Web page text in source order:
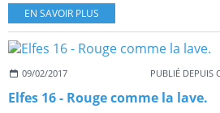
EN SAVOIR PLUS
09/02/2017 PUBLIÉ DEPUIS
Elfes 16 - Rouge comme la lave.